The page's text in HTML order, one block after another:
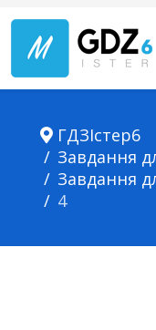
ГДЗІстер6
Завдання
Завдання
4